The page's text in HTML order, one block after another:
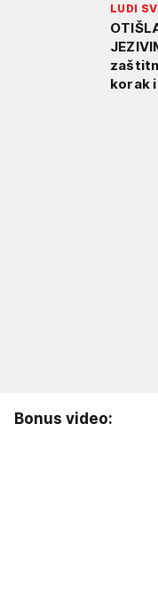
LUDI
korak i
Bonus video: